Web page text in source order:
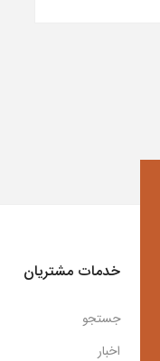
خدمات مشتریان
جستجو
اخبار